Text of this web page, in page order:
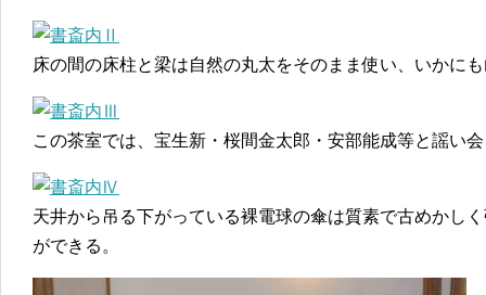
床の間の床柱と梁は自然の丸太をそのまま使い、いかに
この茶室では、宝生新・桜間金太郎・安部能成等と謡い
天井から吊る下がっている裸電球の傘は質素で古めかし
ができる。